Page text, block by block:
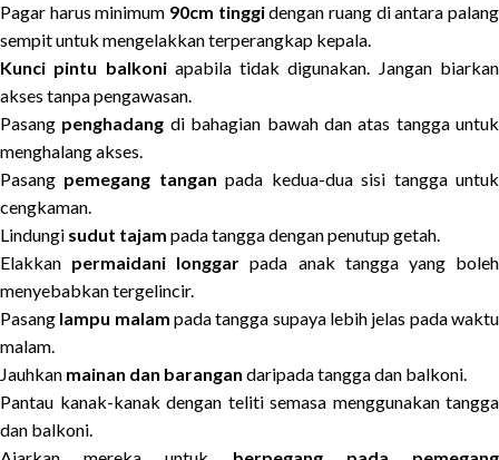
Pagar harus minimum 90cm tinggidengan ruang di antara palang
sempit untuk mengelakkan terperangkap kepala.
Kunci pintu balkoniapabila tidak digunakan. Jangan biarkan
akses tanpa pengawasan.
Pasang penghadang di bahagian bawah dan atas tangga untuk
menghalang akses.
Pasang pemegang tangan pada kedua-dua sisi tangga untuk
cengkaman.
Lindungi sudut tajam pada tangga dengan penutup getah.
Elakkan permaidani longgar pada anak tangga yang boleh
menyebabkan tergelincir.
Pasang lampu malam pada tangga supaya lebih jelas pada waktu
malam.
Jauhkan mainan dan barangan daripada tangga dan balkoni.
Pantau kanak-kanak dengan teliti semasa menggunakan tangga
dan balkoni.